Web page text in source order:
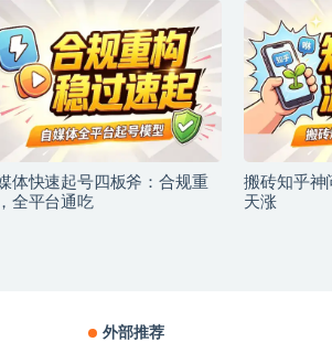
体快速起号四板斧：合规重
全平台通吃
搬砖知乎神
天涨
外部推荐